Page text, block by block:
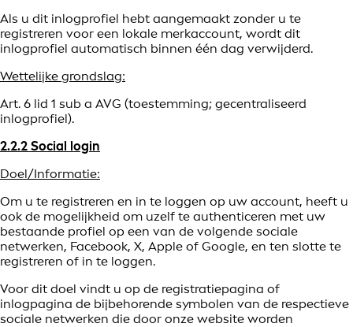
Als u dit inlogprofiel hebt aangemaakt zonder u te
registreren voor een lokale merkaccount, wordt dit
inlogprofiel automatisch binnen één dag verwijderd.
Wettelijke grondslag:
Art. 6 lid 1 sub a AVG (toestemming; gecentraliseerd
inlogprofiel).
2.2.2 Social login
Doel/Informatie:
Om u te registreren en in te loggen op uw account, heeft u
ook de mogelijkheid om uzelf te authenticeren met uw
bestaande profiel op een van de volgende sociale
netwerken, Facebook, X, Apple of Google, en ten slotte te
registreren of in te loggen.
Voor dit doel vindt u op de registratiepagina of
inlogpagina de bijbehorende symbolen van de respectieve
sociale netwerken die door onze website worden